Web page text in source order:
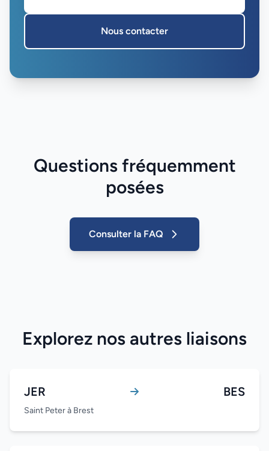
Nous contacter
Questions fréquemment
posées
Consulter la FAQ
Explorez nos autres liaisons
JER BES
Saint Peter à Brest